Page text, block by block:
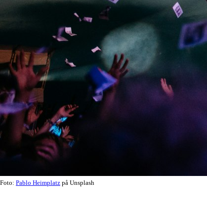
Foto: Pablo Heimplatz på Unsplash